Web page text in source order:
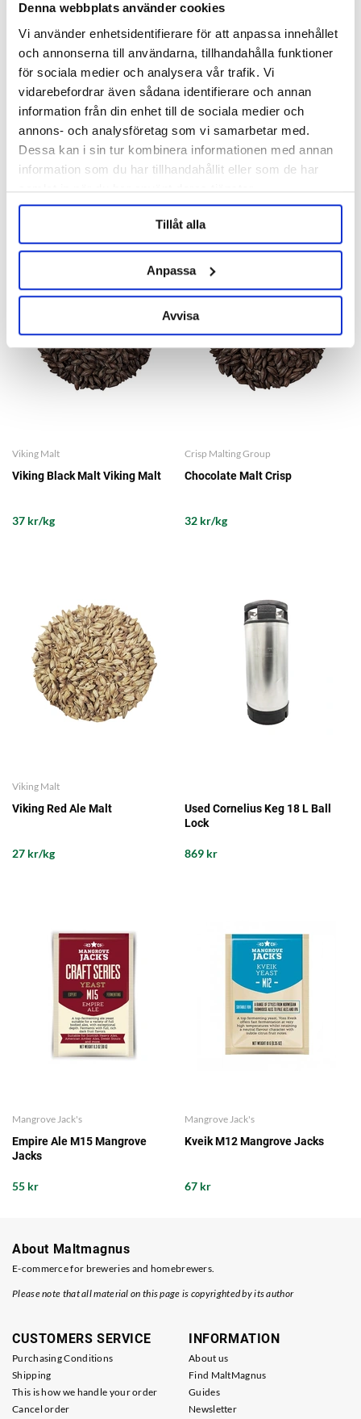
Denna webbplats använder cookies
Vi använder enhetsidentifierare för att anpassa innehållet
och annonserna till användarna, tillhandahålla funktioner
för sociala medier och analysera vår trafik. Vi
vidarebefordrar även sådana identifierare och annan
information från din enhet till de sociala medier och
annons- och analysföretag som vi samarbetar med.
Dessa kan i sin tur kombinera informationen med annan
information som du har tillhandahållit eller som de har
samlat in när du har använt deras tjänster.
Tillåt alla
Anpassa
Avvisa
Hopsteiner
Lemondrop Pellets 2024 100g
84 kr
OTHERS ALSO BOUGHT
Viking Malt
Viking Black Malt Viking Malt
37 kr/kg
Crisp Malting Group
Chocolate Malt Crisp
32 kr/kg
Viking Malt
Viking Red Ale Malt
27 kr/kg
Used Cornelius Keg 18 L Ball
Lock
869 kr
Mangrove Jack's
Empire Ale M15 Mangrove
Jacks
55 kr
Mangrove Jack's
Kveik M12 Mangrove Jacks
67 kr
About Maltmagnus
E-commerce for breweries and homebrewers.
Please note that all material on this page is copyrighted by its author
CUSTOMERS SERVICE
Purchasing Conditions
Shipping
This is how we handle your order
Cancel order
INFORMATION
About us
Find MaltMagnus
Guides
Newsletter